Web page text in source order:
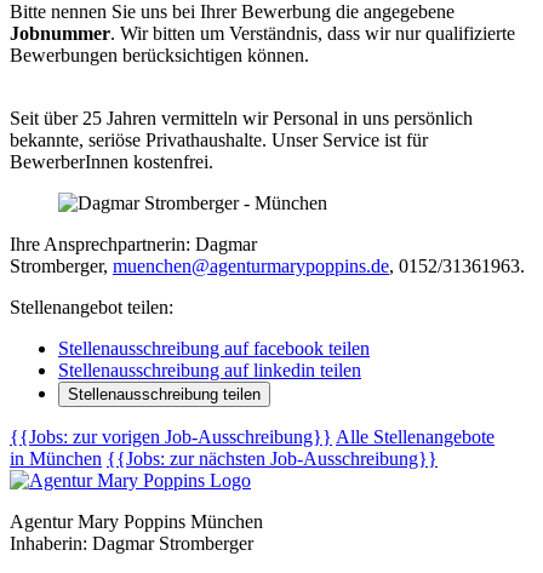
Bitte nennen Sie uns bei Ihrer Bewerbung die angegebene
Jobnummer. Wir bitten um Verständnis, dass wir nur qualifizierte
Bewerbungen berücksichtigen können.
Seit über 25 Jahren vermitteln wir Personal in uns persönlich
bekannte, seriöse Privathaushalte. Unser Service ist für
BewerberInnen kostenfrei.
Ihre Ansprechpartnerin: Dagmar
Stromberger, muenchen@agenturmarypoppins.de, 0152/31361963.
Stellenangebot teilen:
Stellenausschreibung auf facebook teilen
Stellenausschreibung auf linkedin teilen
Stellenausschreibung teilen
{{Jobs: zur vorigen Job-Ausschreibung}} Alle Stellenangebote
in München {{Jobs: zur nächsten Job-Ausschreibung}}
Agentur Mary Poppins München
Inhaberin: Dagmar Stromberger